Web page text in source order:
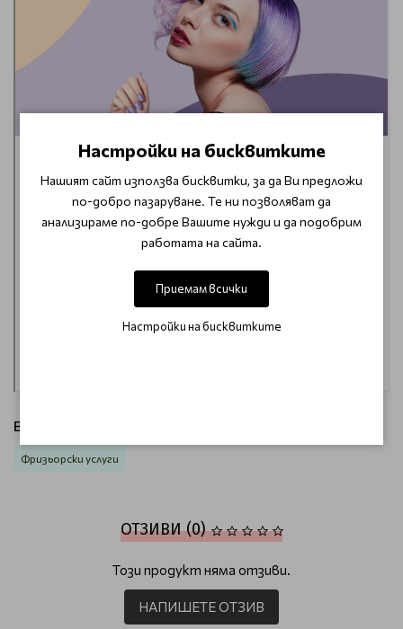
Виж продукти от категория:
Фризьорски услуги
ОТЗИВИ (0)
Този продукт няма отзиви.
НАПИШЕТЕ ОТЗИВ
Настройки на бисквитките
Нашият сайт използва бисквитки, за да Ви предложи
по-добро пазаруване. Те ни позволяват да
анализираме по-добре Вашите нужди и да подобрим
работата на сайта.
Приемам всички
Настройки на бисквитките